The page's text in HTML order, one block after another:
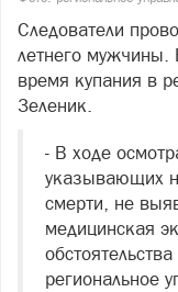
Следователи
летнего мужчины.
время купания в
Зеленик.
- В ходе
указывающих
смерти, не
медицинская
региональное